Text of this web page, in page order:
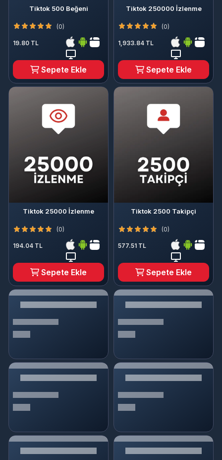
Tiktok 500 Beğeni
(0)
19.80 TL
Sepete Ekle
Tiktok 250000 İzlenme
(0)
1,933.84 TL
Sepete Ekle
Tiktok 25000 İzlenme
(0)
194.04 TL
Sepete Ekle
Tiktok 2500 Takipçi
(0)
577.51 TL
Sepete Ekle